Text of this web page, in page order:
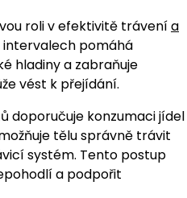
roli v efektivitě trávenía
pomáhá
hladiny a zabraňuje
vést k přejídání.
doporučuje konzumaci jídel
tělu správně trávit
systém. Tento postup
a podpořit